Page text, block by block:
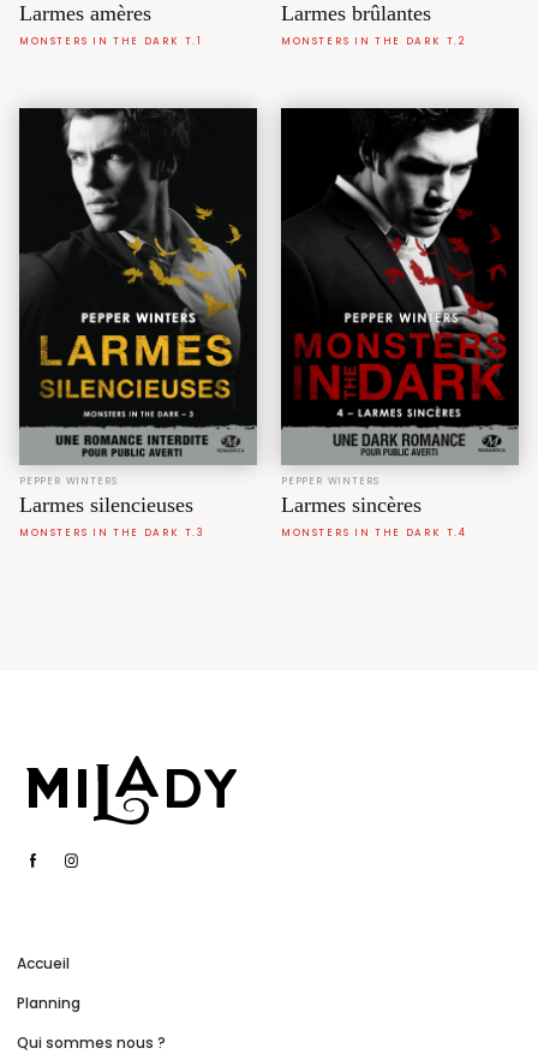
Larmes amères
MONSTERS IN THE DARK T.1
Larmes brûlantes
MONSTERS IN THE DARK T.2
PEPPER WINTERS
Larmes silencieuses
MONSTERS IN THE DARK T.3
PEPPER WINTERS
Larmes sincères
MONSTERS IN THE DARK T.4
Accueil
Planning
Qui sommes nous ?